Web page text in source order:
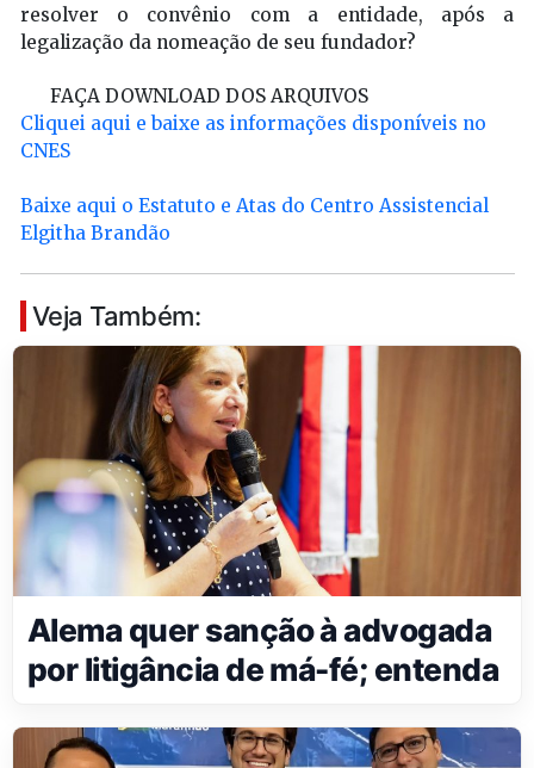
resolver o convênio com a entidade, após a
legalização da nomeação de seu fundador?
FAÇA DOWNLOAD DOS ARQUIVOS
Cliquei aqui e baixe as informações disponíveis no
CNES
Baixe aqui o Estatuto e Atas do Centro Assistencial
Elgitha Brandão
Veja Também:
Alema quer sanção à advogada
por litigância de má-fé; entenda